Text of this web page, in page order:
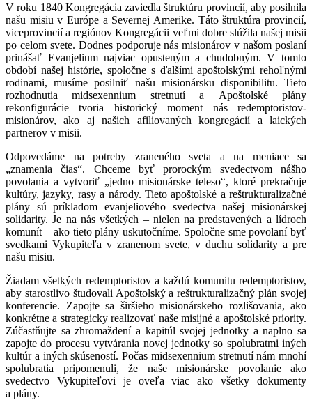
V roku 1840 Kongregácia zaviedla štruktúru provincií, aby posilnila
našu misiu v Európe a Severnej Amerike. Táto štruktúra provincií,
viceprovincií a regiónov Kongregácii veľmi dobre slúžila našej misii
po celom svete. Dodnes podporuje nás misionárov v našom poslaní
prinášať Evanjelium najviac opusteným a chudobným. V tomto
období našej histórie, spoločne s ďalšími apoštolskými rehoľnými
rodinami, musíme posilniť našu misionársku disponibilitu. Tieto
rozhodnutia midsexennium stretnutí a Apoštolské plány
rekonfigurácie tvoria historický moment nás redemptoristov-
misionárov, ako aj našich afiliovaných kongregácií a laických
partnerov v misii.
Odpovedáme na potreby zraneného sveta a na meniace sa
„znamenia čias“. Chceme byť prorockým svedectvom nášho
povolania a vytvoriť „jedno misionárske teleso“, ktoré prekračuje
kultúry, jazyky, rasy a národy. Tieto apoštolské a reštrukturalizačné
plány sú príkladom evanjeliového svedectva našej misionárskej
solidarity. Je na nás všetkých – nielen na predstavených a lídroch
komunít – ako tieto plány uskutočníme. Spoločne sme povolaní byť
svedkami Vykupiteľa v zranenom svete, v duchu solidarity a pre
našu misiu.
Žiadam všetkých redemptoristov a každú komunitu redemptoristov,
aby starostlivo študovali Apoštolský a reštrukturalizačný plán svojej
konferencie. Zapojte sa širšieho misionárskeho rozlišovania, ako
konkrétne a strategicky realizovať naše misijné a apoštolské priority.
Zúčastňujte sa zhromaždení a kapitúl svojej jednotky a naplno sa
zapojte do procesu vytvárania novej jednotky so spolubratmi iných
kultúr a iných skúseností. Počas midsexennium stretnutí nám mnohí
spolubratia pripomenuli, že naše misionárske povolanie ako
svedectvo Vykupiteľovi je oveľa viac ako všetky dokumenty
a plány.